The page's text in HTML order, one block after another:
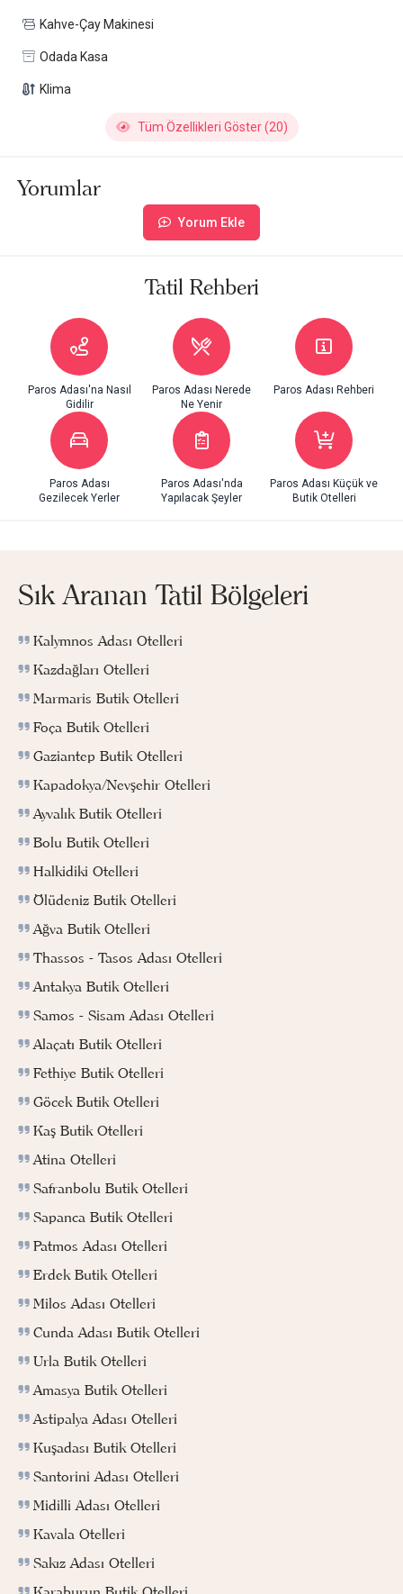
Kahve-Çay Makinesi
Odada Kasa
Klima
Tüm Özellikleri Göster (20)
Yorumlar
Yorum Ekle
Tatil Rehberi
Paros Adası'na Nasıl
Gidilir
Paros Adası Nerede
Ne Yenir
Paros Adası Rehberi
Paros Adası
Gezilecek Yerler
Paros Adası'nda
Yapılacak Şeyler
Paros Adası Küçük ve
Butik Otelleri
Sık Aranan Tatil Bölgeleri
Kalymnos Adası Otelleri
Kazdağları Otelleri
Marmaris Butik Otelleri
Foça Butik Otelleri
Gaziantep Butik Otelleri
Kapadokya/Nevşehir Otelleri
Ayvalık Butik Otelleri
Bolu Butik Otelleri
Halkidiki Otelleri
Ölüdeniz Butik Otelleri
Ağva Butik Otelleri
Thassos - Tasos Adası Otelleri
Antakya Butik Otelleri
Samos - Sisam Adası Otelleri
Alaçatı Butik Otelleri
Fethiye Butik Otelleri
Göcek Butik Otelleri
Kaş Butik Otelleri
Atina Otelleri
Safranbolu Butik Otelleri
Sapanca Butik Otelleri
Patmos Adası Otelleri
Erdek Butik Otelleri
Milos Adası Otelleri
Cunda Adası Butik Otelleri
Urla Butik Otelleri
Amasya Butik Otelleri
Astipalya Adası Otelleri
Kuşadası Butik Otelleri
Santorini Adası Otelleri
Midilli Adası Otelleri
Kavala Otelleri
Sakız Adası Otelleri